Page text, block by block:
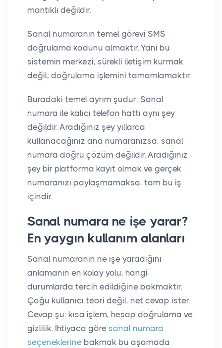
mantıklı değildir.
Sanal numaranın temel görevi SMS
doğrulama kodunu almaktır. Yani bu
sistemin merkezi, sürekli iletişim kurmak
değil; doğrulama işlemini tamamlamaktır.
Buradaki temel ayrım şudur: Sanal
numara ile kalıcı telefon hattı aynı şey
değildir. Aradığınız şey yıllarca
kullanacağınız ana numaranızsa, sanal
numara doğru çözüm değildir. Aradığınız
şey bir platforma kayıt olmak ve gerçek
numaranızı paylaşmamaksa, tam bu iş
içindir.
Sanal numara ne işe yarar?
En yaygın kullanım alanları
Sanal numaranın ne işe yaradığını
anlamanın en kolay yolu, hangi
durumlarda tercih edildiğine bakmaktır.
Çoğu kullanıcı teori değil, net cevap ister.
Cevap şu: kısa işlem, hesap doğrulama ve
gizlilik. İhtiyaca göre sanal numara
seçeneklerine bakmak bu aşamada